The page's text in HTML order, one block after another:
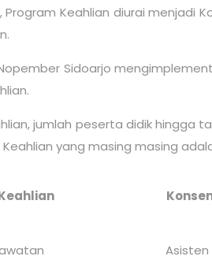
Keahlian diurai menjadi
Sidoarjo
jumlah peserta didik hingga
yang masing masing